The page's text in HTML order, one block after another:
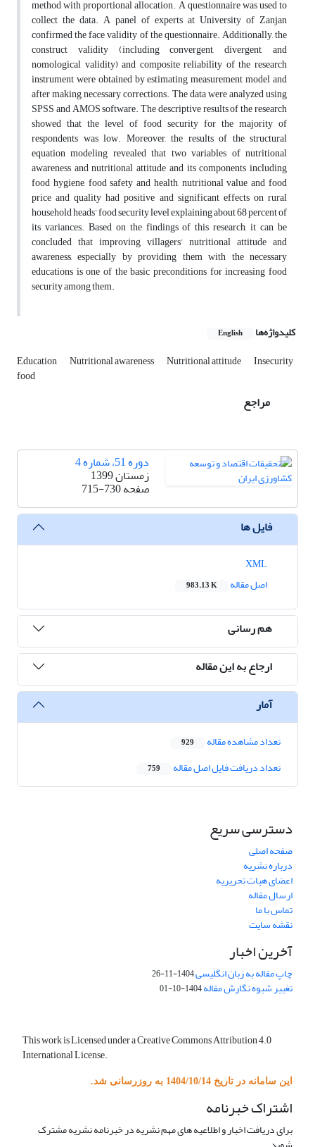
method with proportional allocation. A questionnaire was used to
collect the data. A panel of experts at University of Zanjan
confirmed the face validity of the questionnaire. Additionally, the
construct validity (including convergent, divergent, and
nomological validity) and composite reliability of the research
instrument were obtained by estimating measurement model and
after making necessary corrections. The data were analyzed using
SPSS and AMOS software. The descriptive results of the research
showed that the level of food security for the majority of
respondents was low. Moreover, the results of the structural
equation modeling revealed that two variables of nutritional
awareness and nutritional attitude and its components including
food hygiene, food safety and health, nutritional value and food
price and quality had positive and significant effects on rural
household heads’ food security level explaining about 68 percent of
its variances. Based on the findings of this research, it can be
concluded that improving villagers’ nutritional attitude and
awareness, especially by providing them with the necessary
educations is one of the basic preconditions for increasing food
security among them.
کلیدواژه‌ها English
Education Nutritional awareness Nutritional attitude Insecurity
food
مراجع
دوره 51، شماره 4
زمستان 1399
صفحه715-730
فایل ها
اصل مقاله
983.13 K
هم رسانی
ارجاع به این مقاله
آمار
تعداد مشاهده مقاله 929
تعداد دریافت فایل اصل مقاله 759
دسترسی سریع
صفحه اصلی
درباره نشریه
اعضای هیات تحریریه
ارسال مقاله
تماس با ما
نقشه سایت
آخرین اخبار
چاپ مقاله به زبان انگلیسی1404-11-26
تغییر شیوه نگارش مقاله1404-10-01
This work is Licensed under a Creative Commons Attribution 4.0
International License.
این سامانه در تاریخ 1404/10/14 به روزرسانی شد.
اشتراک خبرنامه
برای دریافت اخبار و اطلاعیه های مهم نشریه در خبرنامه نشریه مشترک